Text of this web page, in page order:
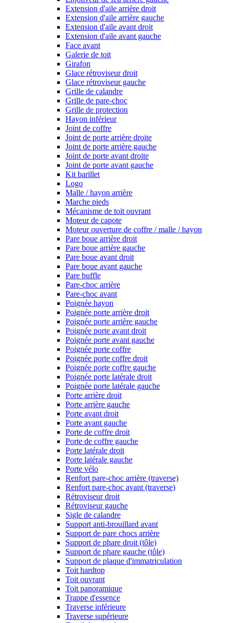
Extension d'aile arrière droit
Extension d'aile arrière gauche
Extension d'aile avant droit
Extension d'aile avant gauche
Face avant
Galerie de toit
Girafon
Glace rétroviseur droit
Glace rétroviseur gauche
Grille de calandre
Grille de pare-choc
Grille de protection
Hayon inférieur
Joint de coffre
Joint de porte arrière droite
Joint de porte arrière gauche
Joint de porte avant droite
Joint de porte avant gauche
Kit barillet
Logo
Malle / hayon arrière
Marche pieds
Mécanisme de toit ouvrant
Moteur de capote
Moteur ouverture de coffre / malle / hayon
Pare boue arrière droit
Pare boue arrière gauche
Pare boue avant droit
Pare boue avant gauche
Pare buffle
Pare-choc arrière
Pare-choc avant
Poignée hayon
Poignée porte arrière droit
Poignée porte arrière gauche
Poignée porte avant droit
Poignée porte avant gauche
Poignée porte coffre
Poignée porte coffre droit
Poignée porte coffre gauche
Poignée porte latérale droit
Poignée porte latérale gauche
Porte arrière droit
Porte arrière gauche
Porte avant droit
Porte avant gauche
Porte de coffre droit
Porte de coffre gauche
Porte latérale droit
Porte latérale gauche
Porte vélo
Renfort pare-choc arrière (traverse)
Renfort pare-choc avant (traverse)
Rétroviseur droit
Rétroviseur gauche
Sigle de calandre
Support anti-brouillard avant
Support de pare chocs arrière
Support de phare droit (tôle)
Support de phare gauche (tôle)
Support de plaque d'immatriculation
Toit hardtop
Toit ouvrant
Toit panoramique
Trappe d'essence
Traverse inférieure
Traverse supérieure